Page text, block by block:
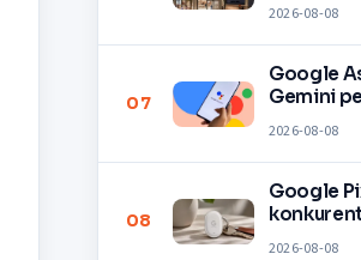
2026-08-08
07
Google
Gemini
2026-08-08
08
Google
2026-08-08